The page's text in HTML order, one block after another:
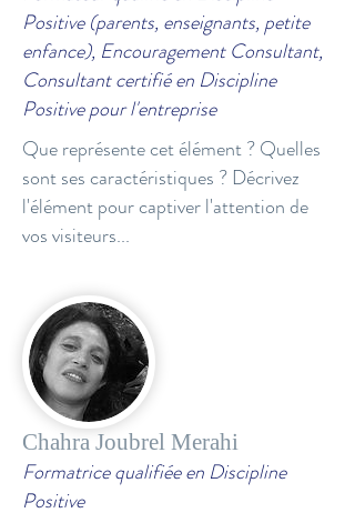
Positive (parents, enseignants, petite
enfance), Encouragement Consultant,
Consultant certifié en Discipline
Positive pour l'entreprise
Que représente cet élément ? Quelles
sont ses caractéristiques ? Décrivez
l'élément pour captiver l'attention de
vos visiteurs...
Chahra Joubrel Merahi
Formatrice qualifiée en Discipline
Positive